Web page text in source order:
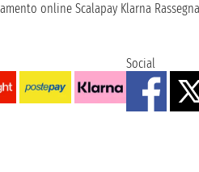
online Scalapay Klarna
Social